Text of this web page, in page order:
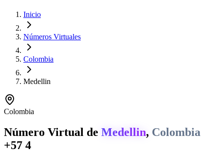
Inicio
Números Virtuales
Colombia
Medellin
Colombia
Número Virtual de Medellin, Colombia
+57 4